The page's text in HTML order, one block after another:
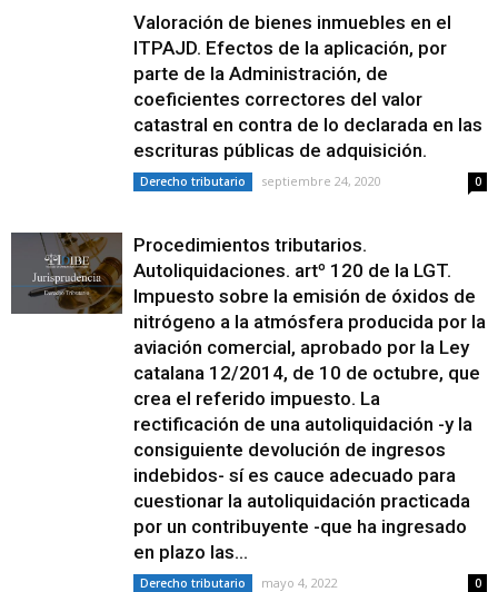
Valoración de bienes inmuebles en el
ITPAJD. Efectos de la aplicación, por
parte de la Administración, de
coeficientes correctores del valor
catastral en contra de lo declarada en las
escrituras públicas de adquisición.
Derecho tributario septiembre 24, 2020 0
Procedimientos tributarios.
Autoliquidaciones. artº 120 de la LGT.
Impuesto sobre la emisión de óxidos de
nitrógeno a la atmósfera producida por la
aviación comercial, aprobado por la Ley
catalana 12/2014, de 10 de octubre, que
crea el referido impuesto. La
rectificación de una autoliquidación -y la
consiguiente devolución de ingresos
indebidos- sí es cauce adecuado para
cuestionar la autoliquidación practicada
por un contribuyente -que ha ingresado
en plazo las...
Derecho tributario mayo 4, 2022 0